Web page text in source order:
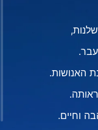
האנושות.
וחיים.